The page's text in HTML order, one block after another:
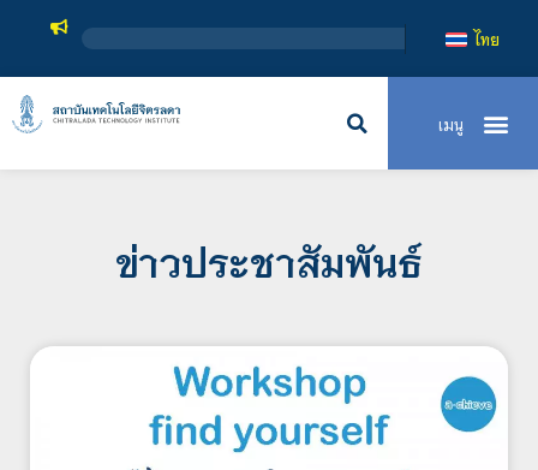
สถาบันเ
ไทย
ข่าวประชาสัมพันธ์